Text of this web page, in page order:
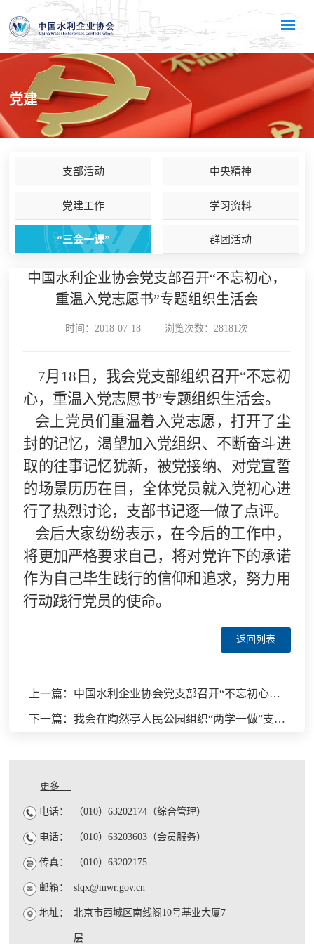
党建
支部活动 中央精神
党建工作 学习资料
“三会一课” 群团活动
中国水利企业协会党支部召开“不忘初心，
重温入党志愿书”专题组织生活会
时间：2018-07-18 浏览次数：28181次
7月18日，我会党支部组织召开“不忘初
心，重温入党志愿书”专题组织生活会。
会上党员们重温着入党志愿，打开了尘
封的记忆，渴望加入党组织、不断奋斗进
取的往事记忆犹新，被党接纳、对党宣誓
的场景历历在目，全体党员就入党初心进
行了热烈讨论，支部书记逐一做了点评。
会后大家纷纷表示，在今后的工作中，
将更加严格要求自己，将对党许下的承诺
作为自己毕生践行的信仰和追求，努力用
行动践行党员的使命。
返回列表
上一篇：中国水利企业协会党支部召开“不忘初心、牢记使命”专题组织生活会
下一篇：我会在陶然亭人民公园组织“两学一做”支部书记讲党课专题活动
更多 ...
电话： （010）63202174（综合管理）
电话： （010）63203603（会员服务）
传真： （010）63202175
邮箱： slqx@mwr.gov.cn
地址： 北京市西城区南线阁10号基业大厦7
层